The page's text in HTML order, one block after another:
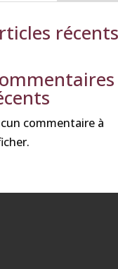
récents
commentaire à